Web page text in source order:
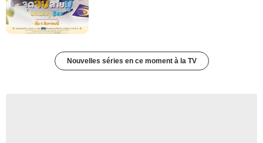
Nouvelles séries en ce moment à la TV